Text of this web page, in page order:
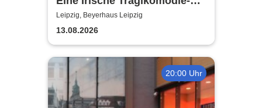
Das Kleingeld | Getreu dem
Motto: Wir lachen, weil wir
weinen
Leipzig, Beyerhaus Leipzig
13.08.2026
20:00 Uhr